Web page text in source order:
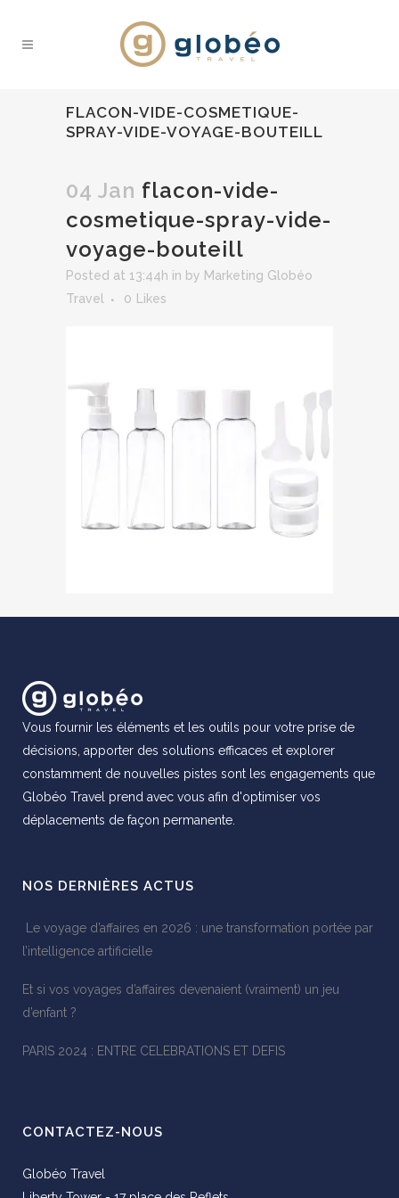
FLACON-VIDE-COSMETIQUE-
SPRAY-VIDE-VOYAGE-BOUTEILL
04 Jan flacon-vide-
cosmetique-spray-vide-
voyage-bouteill
Posted at 13:44h in by Marketing Globéo
Travel
0 Likes
Vous fournir les éléments et les outils pour votre prise de
décisions, apporter des solutions efficaces et explorer
constamment de nouvelles pistes sont les engagements que
Globéo Travel prend avec vous afin d'optimiser vos
déplacements de façon permanente.
NOS DERNIÈRES ACTUS
Le voyage d’affaires en 2026 : une transformation portée par
l’intelligence artificielle
Et si vos voyages d’affaires devenaient (vraiment) un jeu
d’enfant ?
PARIS 2024 : ENTRE CELEBRATIONS ET DEFIS
CONTACTEZ-NOUS
Globéo Travel